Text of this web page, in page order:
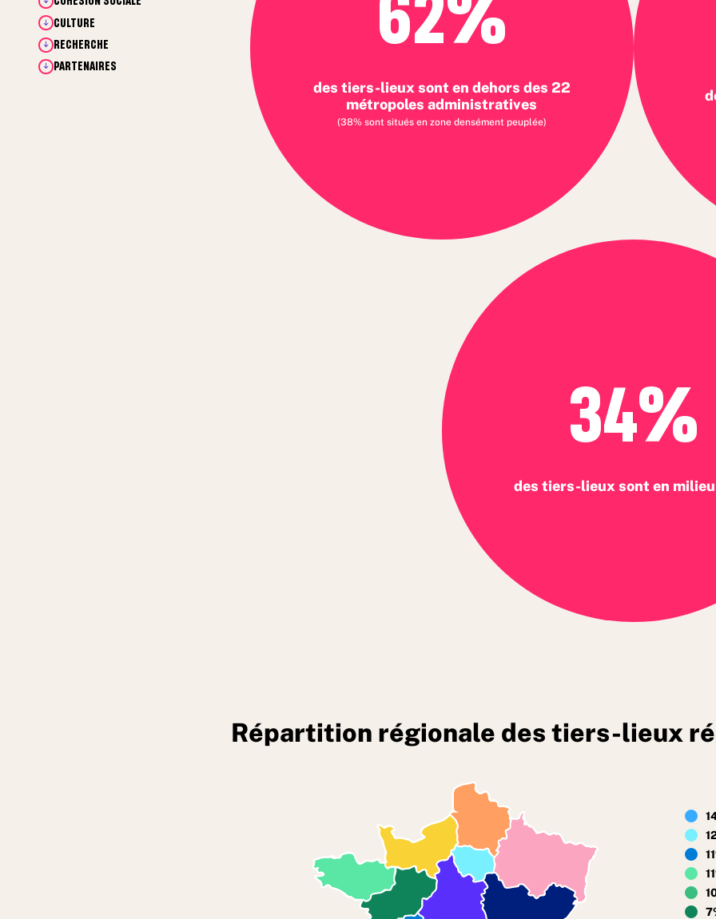
CULTURE
RECHERCHE
PARTENAIRES
des tiers-lieux sont en dehors des 22
métropoles administratives
(38% sont situés en zone densément peuplée)
34%
des tiers-lieux sont en
Répartition régionale des tiers-lieux